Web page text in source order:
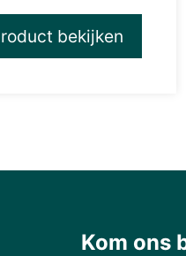
bekijken
Kom ons